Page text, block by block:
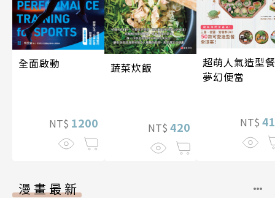
全面啟動
NT$ 1200
蔬菜炊飯
NT$ 420
超萌人氣造型
夢幻便當
NT$
漫畫最新